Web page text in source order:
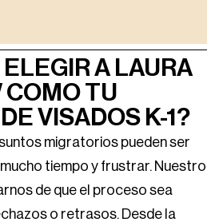
A LAURA
COMO TU
VISADOS K-1?
migratorios pueden ser
tiempo y frustrar. Nuestro
de que el proceso sea
o retrasos. Desde la